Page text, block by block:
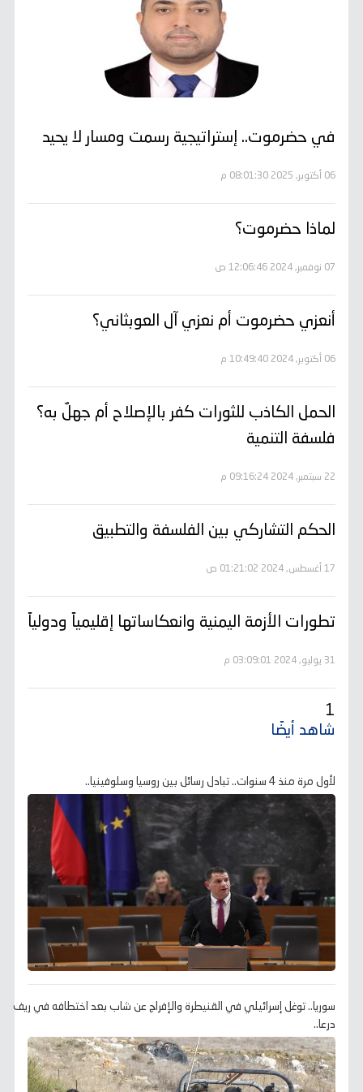
في حضرموت.. إستراتيجية رسمت ومسار لا يحيد
06 أكتوبر, 2025 08:01:30 م
لماذا حضرموت؟
07 نوفمبر, 2024 12:06:46 ص
أنعزي حضرموت أم نعزي آل العوبثاني؟
06 أكتوبر, 2024 10:49:40 م
الحمل الكاذب للثورات كفر بالإصلاح أم جهلٌ به؟
فلسفة التنمية
22 سبتمبر, 2024 09:16:24 م
الحكم التشاركي بين الفلسفة والتطبيق
17 أغسطس, 2024 01:21:02 ص
تطورات الأزمة اليمنية وانعكاساتها إقليمياً ودولياً
31 يوليو, 2024 03:09:01 م
1
شاهد أيضًا
لأول مرة منذ 4 سنوات.. تبادل رسائل بين روسيا وسلوفينيا..
سوريا.. توغل إسرائيلي في القنيطرة والإفراج عن شاب بعد اختطافه في ريف
درعا..